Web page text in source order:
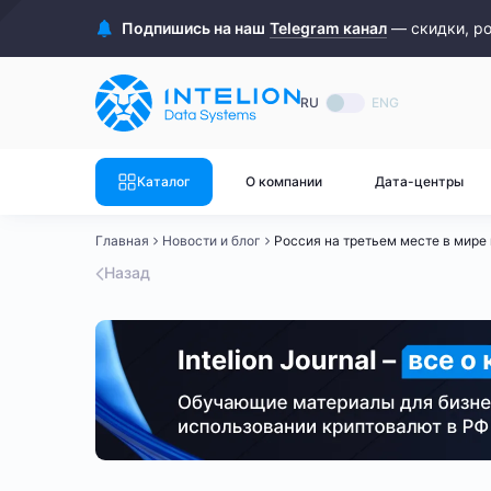
Подпишись на наш Telegram канал — скидки,
RU ENG
Каталог О компании Дата-центры
ASIC майнеры
Bitmain
Innosilicon
Iceriver
Смотреть весь каталог
Готовый
Готовый
Готовый
Готовый
Готовый
Главная Новости и блог Россия на третьем месте в мире
Назад